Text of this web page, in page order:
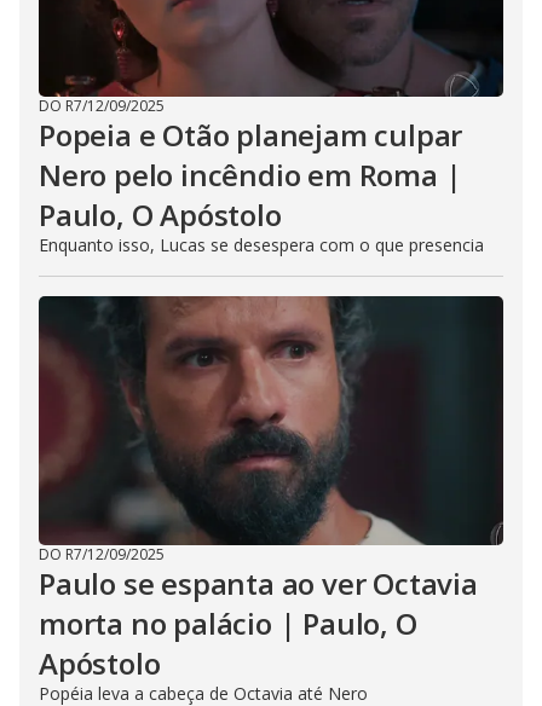
DO R7/12/09/2025
Popeia e Otão planejam culpar
Nero pelo incêndio em Roma |
Paulo, O Apóstolo
Enquanto isso, Lucas se desespera com o que presencia
DO R7/12/09/2025
Paulo se espanta ao ver Octavia
morta no palácio | Paulo, O
Apóstolo
Popéia leva a cabeça de Octavia até Nero